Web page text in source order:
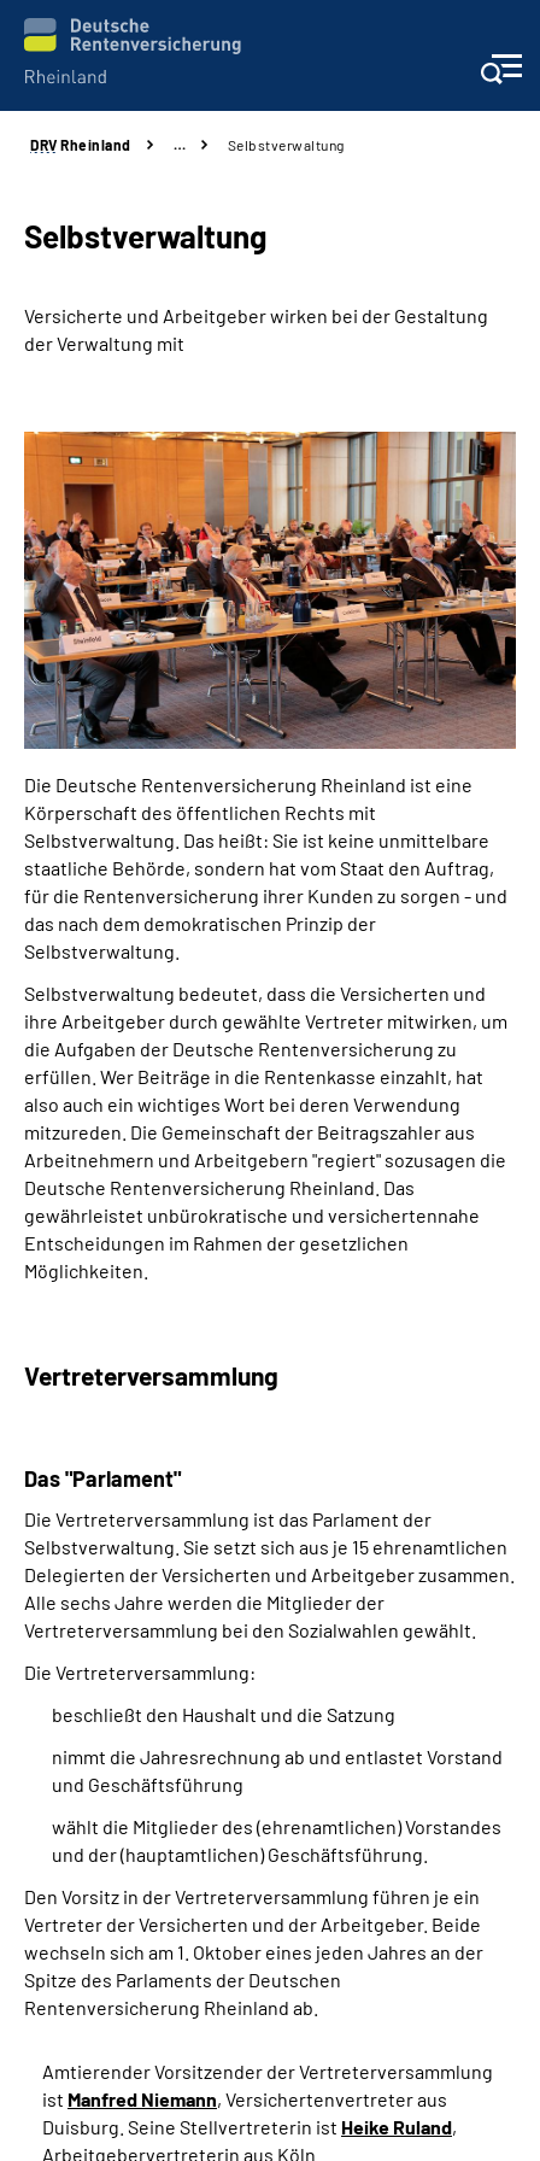
Aktuelles
Beratung und Kontakt
Karriere
Über uns
Presse
Inhalte in Gebärdensprache (DGS)
Leichte Sprache
Suche
Mein Kundenportal
DRV Rheinland … Selbstverwaltung
Selbstverwaltung
Versicherte und Arbeitgeber wirken bei der Gestaltung
der Verwaltung mit
Die Deutsche Rentenversicherung Rheinland ist eine
Körperschaft des öffentlichen Rechts mit
Selbstverwaltung. Das heißt: Sie ist keine unmittelbare
staatliche Behörde, sondern hat vom Staat den Auftrag,
für die Rentenversicherung ihrer Kunden zu sorgen - und
das nach dem demokratischen Prinzip der
Selbstverwaltung.
Selbstverwaltung bedeutet, dass die Versicherten und
ihre Arbeitgeber durch gewählte Vertreter mitwirken, um
die Aufgaben der Deutsche Rentenversicherung zu
erfüllen. Wer Beiträge in die Rentenkasse einzahlt, hat
also auch ein wichtiges Wort bei deren Verwendung
mitzureden. Die Gemeinschaft der Beitragszahler aus
Arbeitnehmern und Arbeitgebern "regiert" sozusagen die
Deutsche Rentenversicherung Rheinland. Das
gewährleistet unbürokratische und versichertennahe
Entscheidungen im Rahmen der gesetzlichen
Möglichkeiten.
Vertreterversammlung
Das "Parlament"
Die Vertreterversammlung ist das Parlament der
Selbstverwaltung. Sie setzt sich aus je 15 ehrenamtlichen
Delegierten der Versicherten und Arbeitgeber zusammen.
Alle sechs Jahre werden die Mitglieder der
Vertreterversammlung bei den Sozialwahlen gewählt.
Die Vertreterversammlung:
beschließt den Haushalt und die Satzung
nimmt die Jahresrechnung ab und entlastet Vorstand
und Geschäftsführung
wählt die Mitglieder des (ehrenamtlichen) Vorstandes
und der (hauptamtlichen) Geschäftsführung.
Den Vorsitz in der Vertreterversammlung führen je ein
Vertreter der Versicherten und der Arbeitgeber. Beide
wechseln sich am 1. Oktober eines jeden Jahres an der
Spitze des Parlaments der Deutschen
Rentenversicherung Rheinland ab.
Amtierender Vorsitzender der Vertreterversammlung
ist Manfred Niemann, Versichertenvertreter aus
Duisburg. Seine Stellvertreterin ist Heike Ruland,
Arbeitgebervertreterin aus Köln.